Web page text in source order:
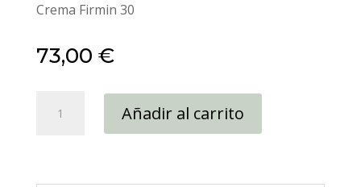
Crema Firmin 30
73,00 €
Firmin
Añadir al carrito